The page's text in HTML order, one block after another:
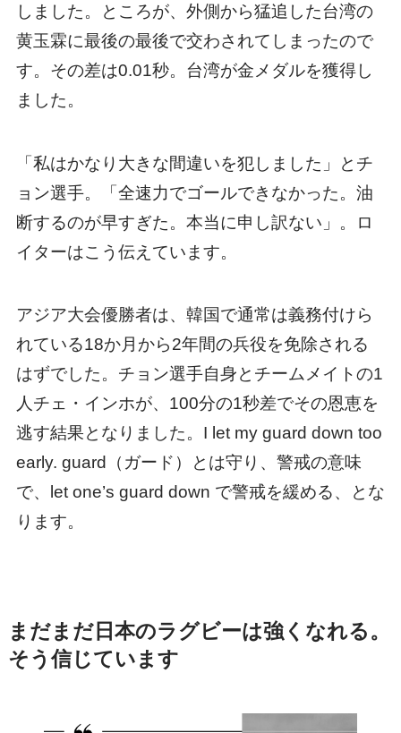
しました。ところが、外側から猛追した台湾の
黄玉霖に最後の最後で交わされてしまったので
す。その差は0.01秒。台湾が金メダルを獲得し
ました。
「私はかなり大きな間違いを犯しました」とチ
ョン選手。「全速力でゴールできなかった。油
断するのが早すぎた。本当に申し訳ない」。ロ
イターはこう伝えています。
アジア大会優勝者は、韓国で通常は義務付けら
れている18か月から2年間の兵役を免除される
はずでした。チョン選手自身とチームメイトの1
人チェ・インホが、100分の1秒差でその恩恵を
逃す結果となりました。I let my guard down too
early. guard（ガード）とは守り、警戒の意味
で、let one’s guard down で警戒を緩める、とな
ります。
まだまだ日本のラグビーは強くなれる。
そう信じています